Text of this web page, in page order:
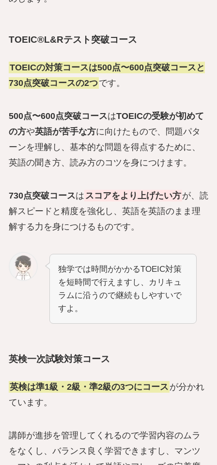
TOEIC®L&Rテスト突破コース
TOEICの対策コースは500点〜600点突破コースと
730点突破コースの2つです。
500点〜600点突破コースはTOEICの受験が初めて
の方や英語が苦手な方に向けたもので、問題パタ
ーンを理解し、基本的な問題を得点するために、
英語の聞き方、読み方のコツを身につけます。
730点突破コースは スコアをより上げたい方が、読
解スピードと精度を強化し、英語を英語のまま理
解する力を身につけるものです。
独学では時間がかかるTOEIC対策
を短時間で行えますし 、カリキュ
ラムに沿うので継続もしやすいで
すよ。
英検一次試験対策コース
英検は準1級・2級・準2級の3つにコース が分かれ
ています。
講師が進捗を管理してくれるので学習内容のムラ
をなくし、バランス良く学習できますし、マンツ